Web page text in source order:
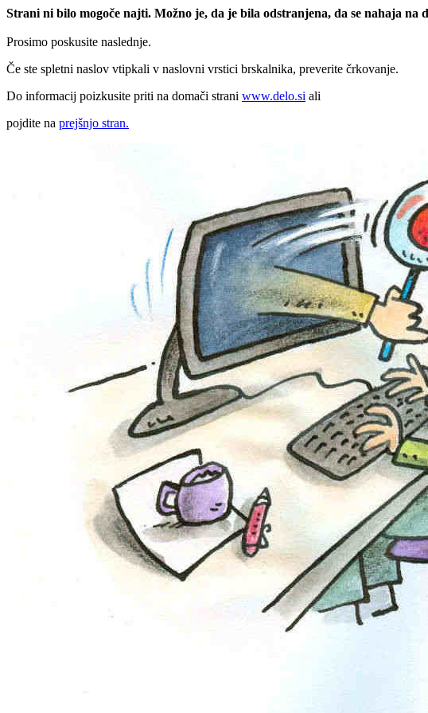
Strani ni bilo mogoče najti. Možno je, da je bila odstranjena, da se nahaja na
Prosimo poskusite naslednje.
Če ste spletni naslov vtipkali v naslovni vrstici brskalnika, preverite črkovanje.
Do informacij poizkusite priti na domači strani www.delo.si ali
pojdite na prejšnjo stran.